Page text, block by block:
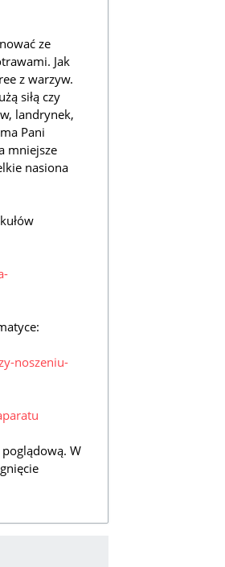
ze
Jak
z warzyw.
siłą czy
landrynek,
Pani
mniejsze
nasiona
noszeniu-
W